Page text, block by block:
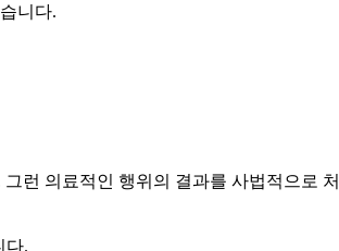
니다.
런 의료적인 행위의 결과를 사법적으로
다.